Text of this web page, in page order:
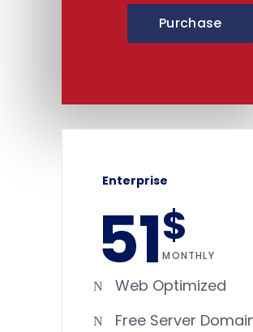
Purchase
Enterprise
51$
MONTHLY
Web Optimized
Free Server